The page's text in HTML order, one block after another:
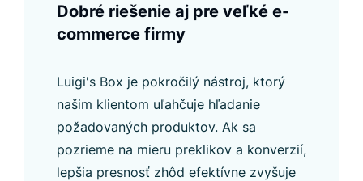
Dobré riešenie aj pre veľké e-
commerce firmy
Luigi's Box je pokročilý nástroj, ktorý
našim klientom uľahčuje hľadanie
požadovaných produktov. Ak sa
pozrieme na mieru preklikov a konverzií,
lepšia presnosť zhôd efektívne zvyšuje